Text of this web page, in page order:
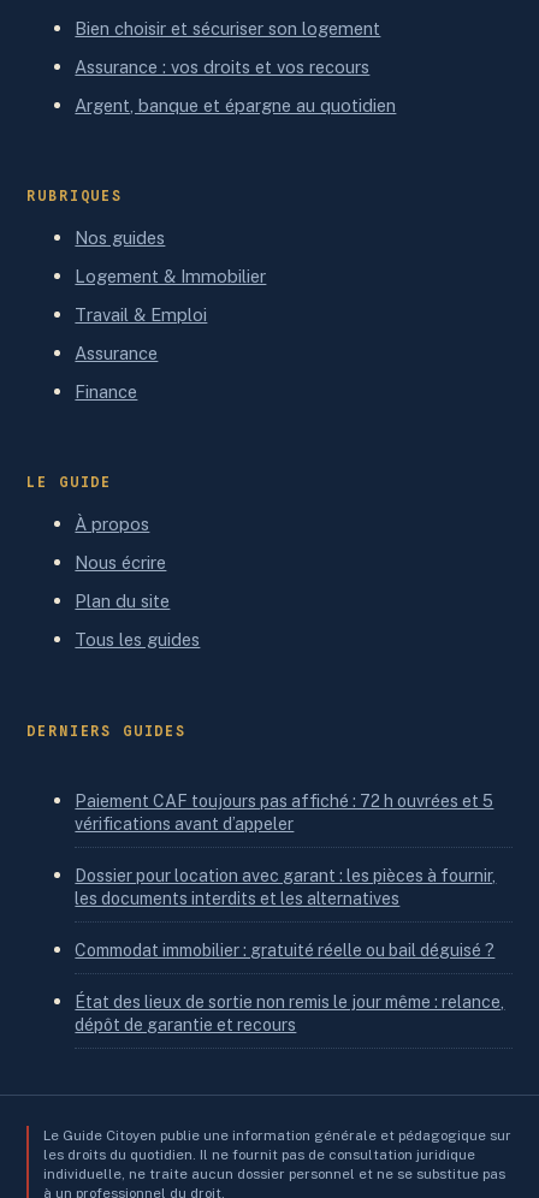
Bien choisir et sécuriser son logement
Assurance : vos droits et vos recours
Argent, banque et épargne au quotidien
RUBRIQUES
Nos guides
Logement & Immobilier
Travail & Emploi
Assurance
Finance
LE GUIDE
À propos
Nous écrire
Plan du site
Tous les guides
DERNIERS GUIDES
Paiement CAF toujours pas affiché : 72 h ouvrées et 5
vérifications avant d’appeler
Dossier pour location avec garant : les pièces à fournir,
les documents interdits et les alternatives
Commodat immobilier : gratuité réelle ou bail déguisé ?
État des lieux de sortie non remis le jour même : relance,
dépôt de garantie et recours
Le Guide Citoyen publie une information générale et pédagogique sur
les droits du quotidien. Il ne fournit pas de consultation juridique
individuelle, ne traite aucun dossier personnel et ne se substitue pas
à un professionnel du droit.